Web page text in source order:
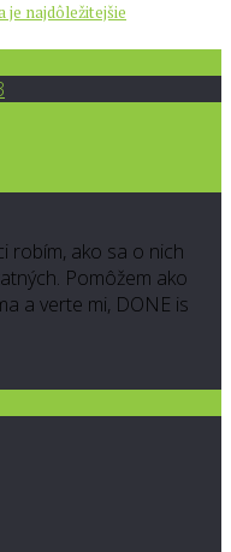
je najdôležitejšie
robím, ako sa o nich
Pomôžem ako
a verte mi, DONE is